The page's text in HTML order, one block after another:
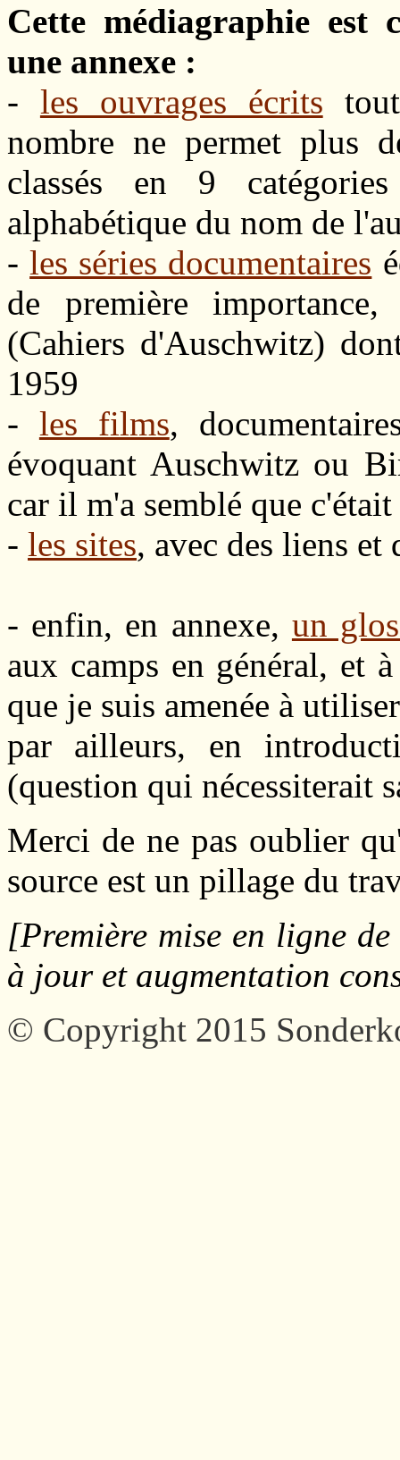
Cette médiagraphie est
une annexe :
- les ouvrages écrits
nombre ne permet plus
classés en 9
alphabétique du nom de
-les séries documentaires
de première
(Cahiers d'Auschwitz)
1959
- les films,
évoquant Auschwitz ou
car il m'a semblé que
- les sites, avec des liens et
- enfin, en annexe, un
aux camps en général, et
que je suis amenée à
par ailleurs, en
(question qui nécessiterait
Merci de ne pas oublier
source est un pillage du
[Première mise en ligne
à jour et augmentation
© Copyright 2015